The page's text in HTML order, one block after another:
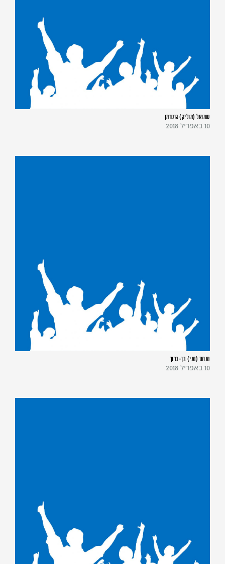
שמואל (מוליק) גוטרמן
10 באפריל 2018
מנחם (מני) בן-ברוך
10 באפריל 2018